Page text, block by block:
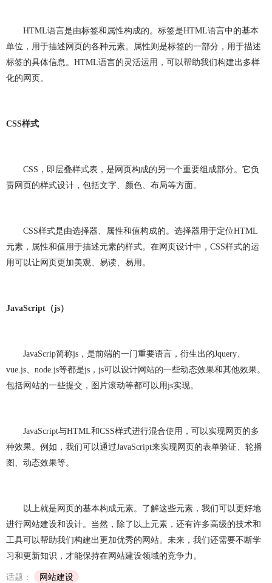
app开发公司 app制作公司 手机app开发
手机app制作 app开发费用 app制作费用
企业网站建设
企业做网站 手机网站制作 手机网站建设
网站建设多少钱 网站制作 网站定制
网站建设问题 企业建站 建网站 小程序开发
微信小程序开发
小程序制作 小程序开发问题 小程序 团队介绍
HTML语言是由标签和属性构成的。标签是HTML语言中的基本
单位，用于描述网页的各种元素。属性则是标签的一部分，用于描述
标签的具体信息。 HTML语言的灵活运用，可以帮助我们构建出多样
化的网页。
CSS样式
CSS ，即层叠样式表，是网页构成的另一个重要组成部分。它负
责网页的样式设计，包括文字、颜色、布局等方面。
CSS样式是由选择器、属性和值构成的。选择器用于定位HTML
元素，属性和值用于描述元素的样式。在网页设计中， CSS样式的运
用可以让网页更加美观、易读、易用。
JavaScript （js）
JavaScrip简称js ， 是前端的一门重要语言，衍生出的Jquery、
vue.js、 node.js等都是js ， js可以设计网站的一些动态效果和其他效果。
包括网站的一些提交，图片滚动等都可以用js实现。
JavaScript与HTML和CSS样式进行混合使用， 可以实现网页的多
种效果。例如，我们可以通过JavaScript来实现网页的表单验证、轮播
图、动态效果等。
以上就是网页的基本构成元素。了解这些元素，我们可以更好地
进行网站建设和设计。当然，除了以上元素，还有许多高级的技术和
工具可以帮助我们构建出更加优秀的网站。未来，我们还需要不断学
习和更新知识，才能保持在网站建设领域的竞争力。
话题：
网站建设